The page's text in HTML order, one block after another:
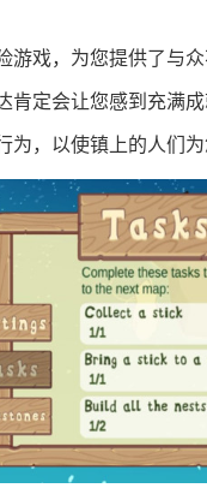
游戏，为您提供了与
肯定会让您感到充满
，以使镇上的人们为